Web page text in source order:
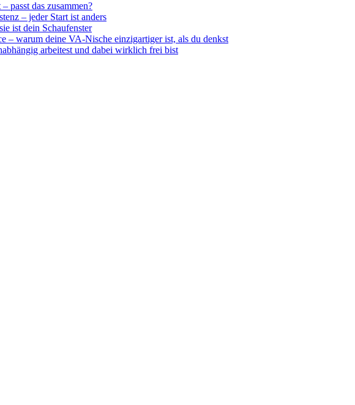
passt das zusammen?
– jeder Start ist anders
ist dein Schaufenster
– warum deine VA-Nische einzigartiger ist, als du denkst
arbeitest und dabei wirklich frei bist